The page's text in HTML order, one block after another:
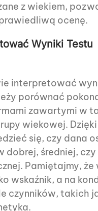
z wiekiem,
ocenę.
Wyniki Testu
interpretować
porównać
zawartymi w
wiekowej.
się, czy dana
dobrej, średniej, czy
Pamiętajmy, że
wskaźnik, a na
czynników, takich